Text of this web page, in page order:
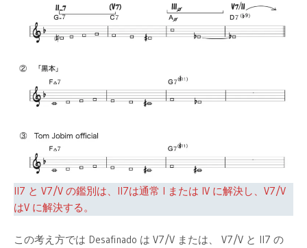
II7 と V7/V の鑑別は、II7は通常 I または IV に解決し、V7/V
はV に解決する。
この考え方では Desafinado は V7/V または、 V7/V と II7 の